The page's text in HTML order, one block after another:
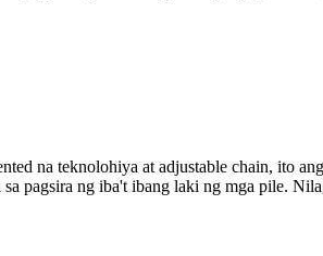
na teknolohiya at adjustable chain, ito
pagsira ng iba't ibang laki ng mga pile.